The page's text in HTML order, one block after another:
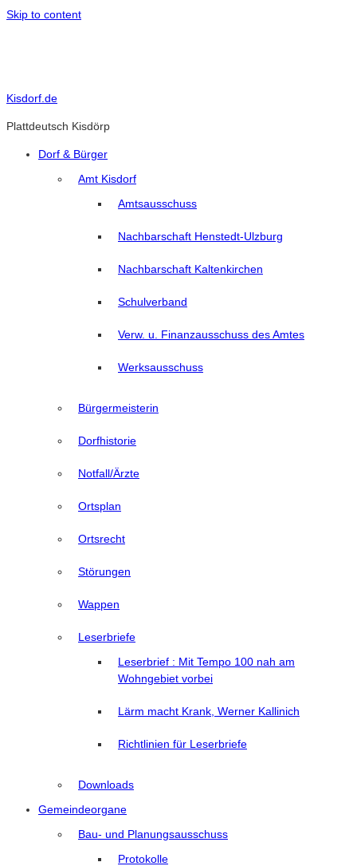
Skip to content
Kisdorf.de
Plattdeutsch Kisdörp
Dorf & Bürger
Amt Kisdorf
Amtsausschuss
Nachbarschaft Henstedt-Ulzburg
Nachbarschaft Kaltenkirchen
Schulverband
Verw. u. Finanzausschuss des Amtes
Werksausschuss
Bürgermeisterin
Dorfhistorie
Notfall/Ärzte
Ortsplan
Ortsrecht
Störungen
Wappen
Leserbriefe
Leserbrief : Mit Tempo 100 nah am
Wohngebiet vorbei
Lärm macht Krank, Werner Kallinich
Richtlinien für Leserbriefe
Downloads
Gemeindeorgane
Bau- und Planungsausschuss
Protokolle